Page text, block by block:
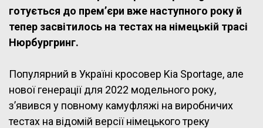
готується до прем’єри вже наступного року й
тепер засвітилось на тестах на німецькій трасі
Нюрбургринг.
Популярний в Україні кросовер Kia Sportage, але
нової генерації для 2022 модельного року,
з’явився у повному камуфляжі на виробничих
тестах на відомій версії німецького треку